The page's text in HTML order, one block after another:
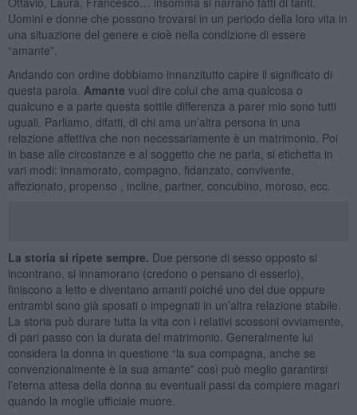
Uomini e donne che possono trovarsi in un periodo della loro vita in
una situazione del genere e cioè nella condizione di essere
“amante”.
Andando con ordine dobbiamo innanzitutto capire il significato di
questa parola. Amante vuol dire colui che ama qualcosa o
qualcuno e a parte questa sottile differenza a parer mio sono tutti
uguali. Parliamo, difatti, di chi ama un’altra persona in una
relazione affettiva che non necessariamente è un matrimonio. Poi
in base alle circostanze e al soggetto che ne parla, si etichetta in
vari modi: innamorato, compagno, fidanzato, convivente,
affezionato, propenso , incline, partner, concubino, moroso, ecc.
La storia si ripete sempre. Due persone di sesso opposto si
incontrano, si innamorano (credono o pensano di esserlo),
finiscono a letto e diventano amanti poiché uno dei due oppure
entrambi sono già sposati o impegnati in un’altra relazione stabile.
La storia può durare tutta la vita con i relativi scossoni ovviamente,
di pari passo con la durata del matrimonio. Generalmente lui
considera la donna in questione “la sua compagna, anche se
convenzionalmente è la sua amante” così può meglio garantirsi
l’eterna attesa della donna su eventuali passi da compiere magari
quando la moglie ufficiale muore.